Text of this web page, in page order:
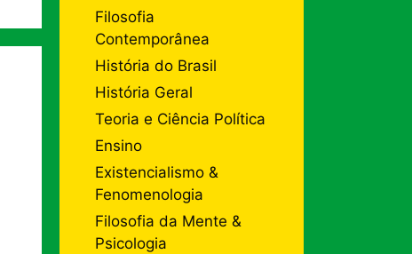
Filosofia
Contemporânea
História do Brasil
História Geral
Teoria e Ciência Política
Ensino
Existencialismo &
Fenomenologia
Filosofia da Mente &
Psicologia